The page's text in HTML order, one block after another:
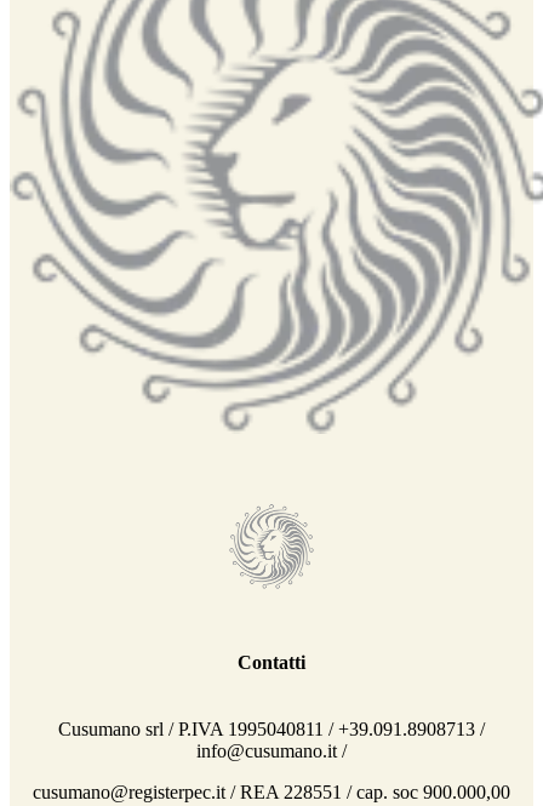
Contatti
Cusumano srl / P.IVA 1995040811 / +39.091.8908713 /
info@cusumano.it /
cusumano@registerpec.it / REA 228551 / cap. soc 900.000,00